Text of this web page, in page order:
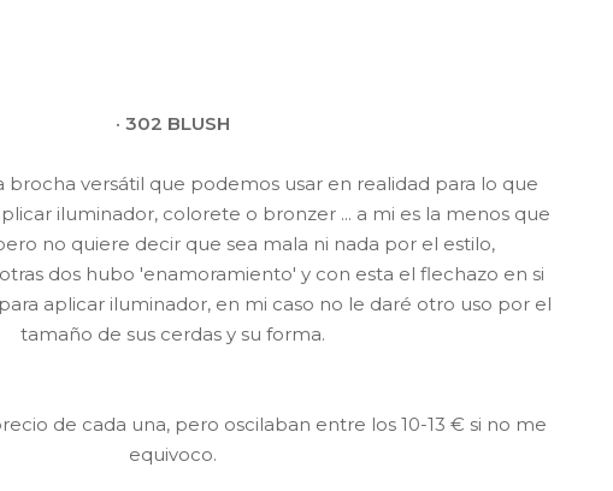
· 302 BLUSH
brocha versátil que podemos usar en realidad para lo que
iluminador, colorete o bronzer ... a mi es la menos que
no quiere decir que sea mala ni nada por el estilo,
dos hubo 'enamoramiento' y con esta el flechazo en si
aplicar iluminador, en mi caso no le daré otro uso por el
tamaño de sus cerdas y su forma.
de cada una, pero oscilaban entre los 10-13 € si no me
equivoco.